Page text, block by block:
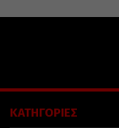
ΚΑΤΗΓΟΡΙΕΣ